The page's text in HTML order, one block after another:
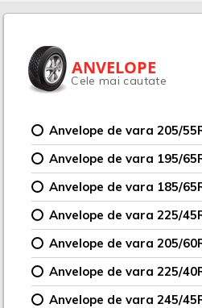
ANVELOPE
Cele mai cautate
Anvelope de vara 205/
Anvelope de vara 195/
Anvelope de vara 185/
Anvelope de vara 225/
Anvelope de vara 205/
Anvelope de vara 225/
Anvelope de vara 245/